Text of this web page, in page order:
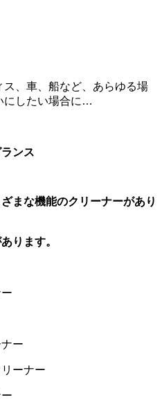
ス、車、船など、あらゆる場
にしたい場合に…
ンス
まな機能のクリーナーがあり
ります。
ー
ーナー